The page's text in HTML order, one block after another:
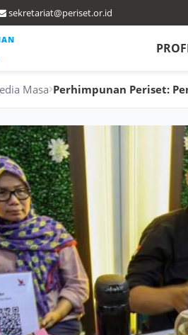
sekretariat@periset.or.id
Masa Perhimpunan Periset: